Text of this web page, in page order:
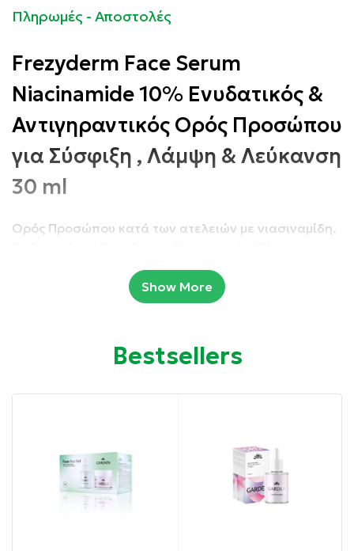
Πληρωμές - Αποστολές
Frezyderm Face Serum
Niacinamide 10% Ενυδατικός &
Αντιγηραντικός Ορός Προσώπου
για Σύσφιξη , Λάμψη & Λεύκανση
30 ml
Ορός Προσώπου κατά των ατελειών με νιασιναμίδη.
ένας ορός δερματικής ομοιογένειας με 10%
νιασιναμίδη υψηλής καθαρότητας και ασφάλειας,
καθώς και 8% ενισχυτές νιασιναμίδης υψηλής
Χάρη στα συστατικά που διαθέτει, ρυθμίζει το
λιπαρό με τάση για ακμή δέρμα.
Show More
Bestsellers